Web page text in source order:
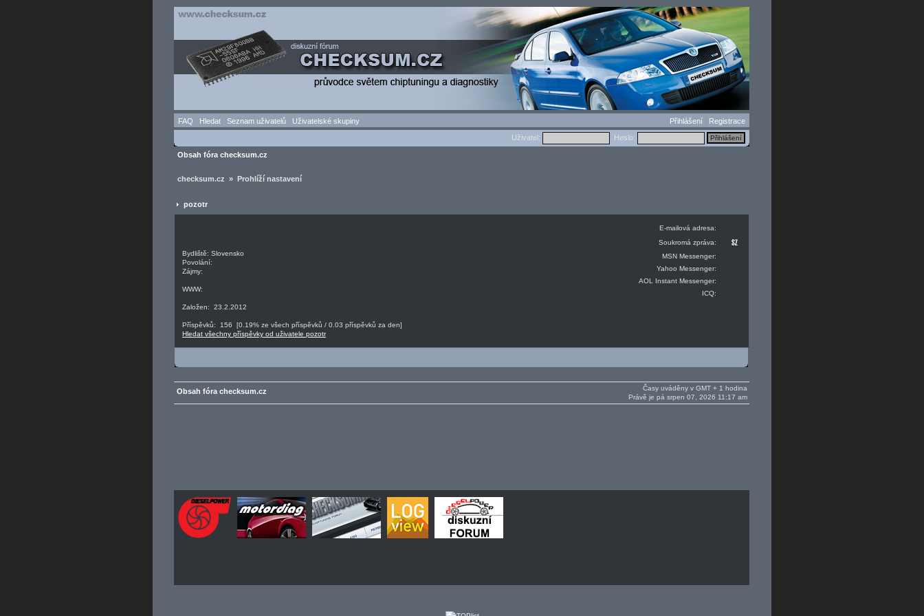
FAQ Hledat Seznam uživatelů Uživatelské skupiny Přihlášení
Registrace
Uživatel:
Heslo:
Obsah fóra checksum.cz
checksum.cz » Prohlíží nastavení
pozotr
Bydliště: Slovensko
Povolání:
Zájmy:
WWW:
Založen: 23.2.2012
Příspěvků: 156 [0.19% ze všech příspěvků / 0.03 příspěvků za den]
Hledat všechny příspěvky od uživatele pozotr
E-mailová adresa:
Soukromá zpráva:
MSN Messenger:
Yahoo Messenger:
AOL Instant Messenger:
ICQ:
Časy uváděny v GMT + 1 hodina
Právě je pá srpen 07, 2026 11:17 am
Obsah fóra checksum.cz